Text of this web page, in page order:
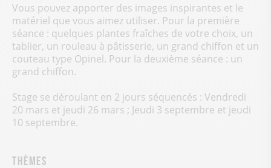
Vous pouvez apporter des images inspirantes et le
matériel que vous aimez utiliser. Pour la première
séance : quelques plantes fraîches de votre choix, un
tablier, un rouleau à pâtisserie, un grand chiffon et un
couteau type Opinel. Pour la deuxième séance : un
grand chiffon.
Stage se déroulant en 2 jours séquencés : Vendredi
20 mars et jeudi 26 mars ; Jeudi 3 septembre et jeudi
10 septembre.
Thèmes